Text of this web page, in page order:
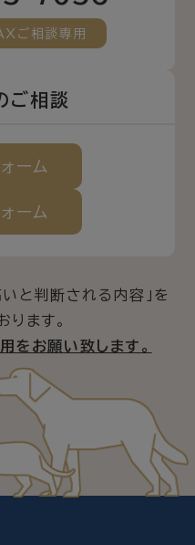
ご相談専用
ご相談
ーム
ーム
と判断される内容」を
ます。
をお願い致します。